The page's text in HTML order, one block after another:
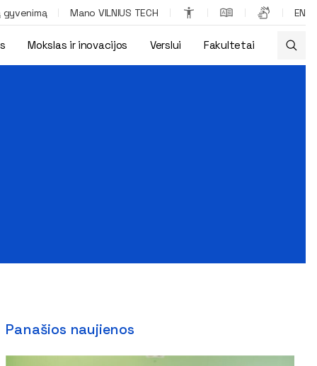
gyvenimą Mano VILNIUS TECH EN
Mokslas ir inovacijos Verslui Fakultetai
Panašios naujienos